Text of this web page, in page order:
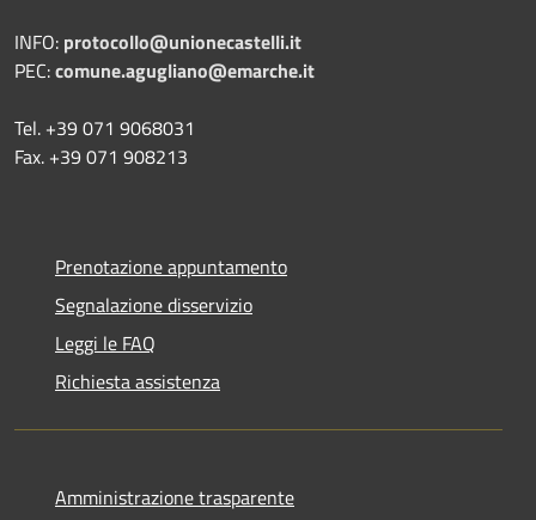
INFO: protocollo@unionecastelli.it
PEC:comune.agugliano@emarche.it
Tel. +39 071 9068031
Fax. +39 071 908213
Prenotazione appuntamento
Segnalazione disservizio
Leggi le FAQ
Richiesta assistenza
Amministrazione trasparente